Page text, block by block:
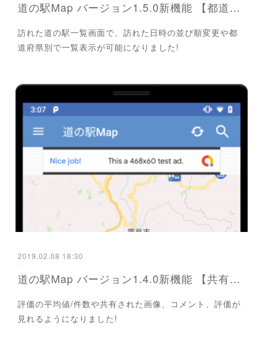
道の駅Map バージョン1.5.0新機能 【都道府県別表示・並び替え機能】
訪れた道の駅一覧画面で、訪れた日時の並び順変更や都
道府県別で一覧表示が可能になりました!
2019.02.08 18:30
道の駅Map バージョン1.4.0新機能 【共有機能】
評価の平均値/件数や共有された画像、コメント、評価が
見れるようになりました!